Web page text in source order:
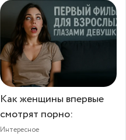
Как женщины впервые
смотрят порно:
Интересное